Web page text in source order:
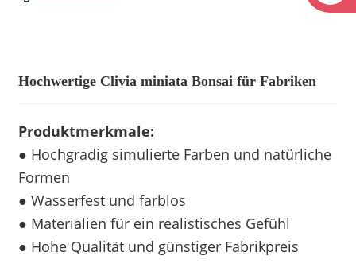
Hochwertige Clivia miniata Bonsai für Fabriken
Produktmerkmale:
● Hochgradig simulierte Farben und natürliche
Formen
● Wasserfest und farblos
● Materialien für ein realistisches Gefühl
● Hohe Qualität und günstiger Fabrikpreis